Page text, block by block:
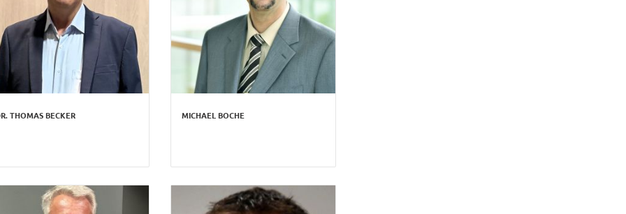
THOMAS BECKER MICHAEL BOCHE